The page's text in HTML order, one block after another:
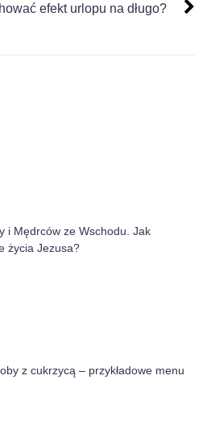
efekt urlopu na długo?
i Mędrców ze Wschodu. Jak
życia Jezusa?
z cukrzycą – przykładowe menu